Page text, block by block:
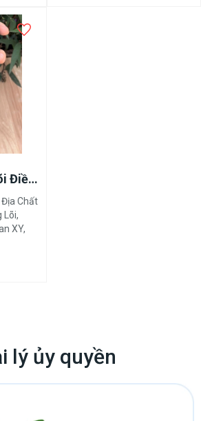
Điều
Chất
Lõi,
XY,
lý ủy quyền